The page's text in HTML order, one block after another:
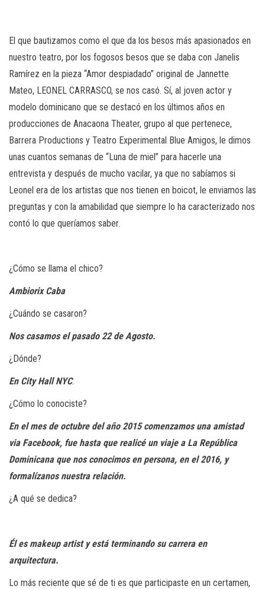
El que bautizamos como el que da los besos más apasionados en
nuestro teatro, por los fogosos besos que se daba con Janelis
Ramírez en la pieza “Amor despiadado” original de Jannette
Mateo, LEONEL CARRASCO, se nos casó. Sí, al joven actor y
modelo dominicano que se destacó en los últimos años en
producciones de Anacaona Theater, grupo al que pertenece,
Barrera Productions y Teatro Experimental Blue Amigos, le dimos
unas cuantos semanas de “Luna de miel” para hacerle una
entrevista y después de mucho vacilar, ya que no sabíamos si
Leonel era de los artistas que nos tienen en boicot, le enviamos las
preguntas y con la amabilidad que siempre lo ha caracterizado nos
contó lo que queríamos saber.
¿Cómo se llama el chico?
Ambiorix Caba
¿Cuándo se casaron?
Nos casamos el pasado 22 de Agosto.
¿Dónde?
En City Hall NYC.
¿Cómo lo conociste?
En el mes de octubre del año 2015 comenzamos una amistad
via Facebook, fue hasta que realicé un viaje a La República
Dominicana que nos conocimos en persona, en el 2016, y
formalízanos nuestra relación.
¿A qué se dedica?
Él es makeup artist y está terminando su carrera en
arquitectura.
Lo más reciente que sé de ti es que participaste en un certamen,